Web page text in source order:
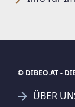
© DIBEO.AT -
ÜBER